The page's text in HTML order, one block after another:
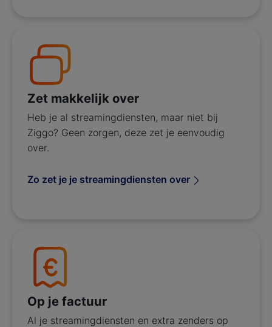
Zet makkelijk over
Heb je al streamingdiensten, maar niet bij
Ziggo? Geen zorgen, deze zet je eenvoudig
over.
Zo zet je je streamingdiensten over
Op je factuur
Al je streamingdiensten en extra zenders op